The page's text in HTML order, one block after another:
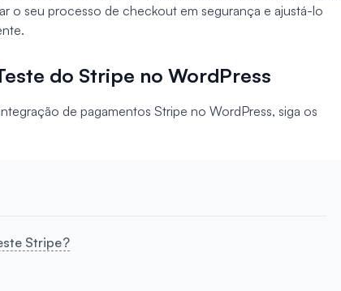
o seu processo de checkout em segurança e ajustá-lo
do Stripe no WordPress
de pagamentos Stripe no WordPress, siga os
Stripe?